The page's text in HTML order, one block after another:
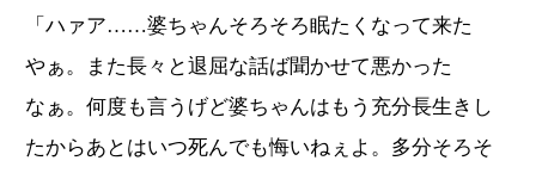
「ハァア……婆ちゃんそろそろ眠たくなって来た
やぁ。また長々と退屈な話ば聞かせて悪かった
なぁ。何度も言うげど婆ちゃんはもう充分長生きし
たからあとはいつ死んでも悔いねぇよ。多分そろそ